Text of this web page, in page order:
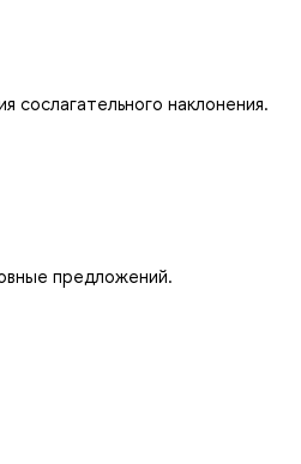
сослагательного наклонения.
предложений.